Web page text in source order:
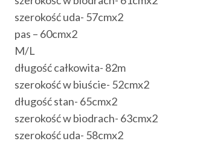
szerokość uda- 57cmx2
pas – 60cmx2
M/L
długość całkowita- 82m
szerokość w biuście- 52cmx2
długość stan- 65cmx2
szerokość w biodrach- 63cmx2
szerokość uda- 58cmx2